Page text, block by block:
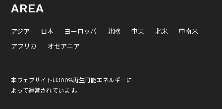
AREA
アジア 日本 ヨーロッパ 北欧 中東 北米
中南米
アフリカ
オセアニア
本ウェブサイトは100%再生可能エネルギーに
よって運営されています。